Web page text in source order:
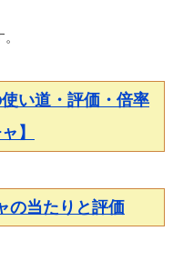
い道・評価・倍率
】
の当たりと評価